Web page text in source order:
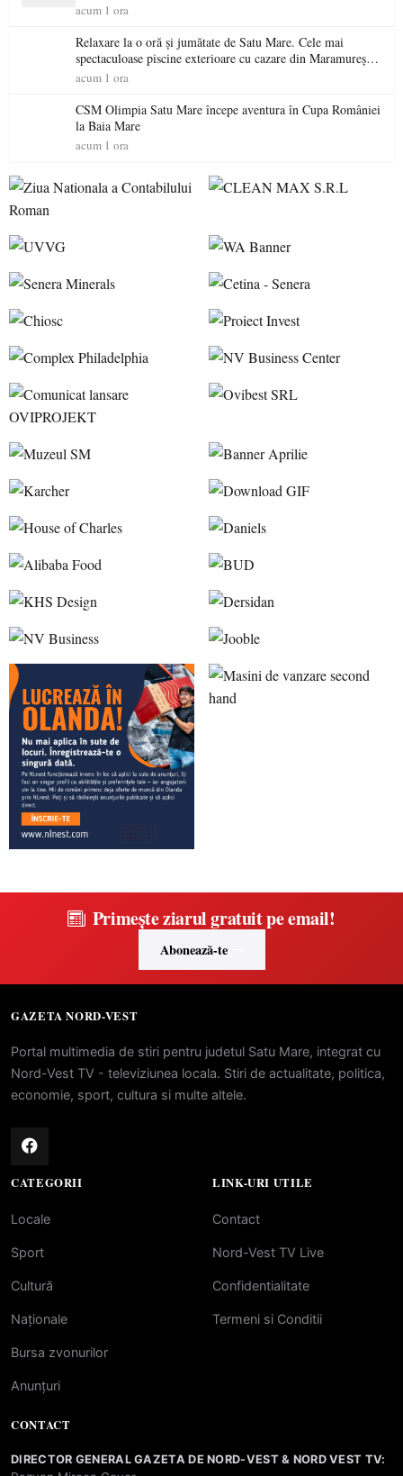
acum 1 ora
Relaxare la o oră și jumătate de Satu Mare. Cele mai
spectaculoase piscine exterioare cu cazare din Maramureș,
ideale pentru o escapadă de vară
acum 1 ora
CSM Olimpia Satu Mare începe aventura în Cupa României
la Baia Mare
acum 1 ora
Primește ziarul gratuit pe email!
Abonează-te
GAZETA NORD-VEST
Portal multimedia de stiri pentru judetul Satu Mare, integrat cu
Nord-Vest TV - televiziunea locala. Stiri de actualitate, politica,
economie, sport, cultura si multe altele.
CATEGORII
Locale
Sport
Cultură
Naționale
Bursa zvonurilor
Anunțuri
LINK-URI UTILE
Contact
Nord-Vest TV Live
Confidentialitate
Termeni si Conditii
CONTACT
DIRECTOR GENERAL GAZETA DE NORD-VEST & NORD VEST TV: